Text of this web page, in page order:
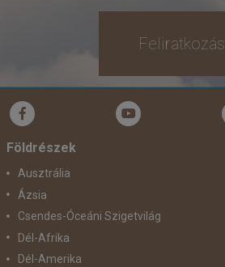
Feliratkozás
Földrészek
Ausztrália
Ázsia
Csendes-Óceáni Szigetvilág
Dél-Afrika
Dél-Amerika